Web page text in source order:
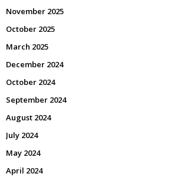
November 2025
October 2025
March 2025
December 2024
October 2024
September 2024
August 2024
July 2024
May 2024
April 2024